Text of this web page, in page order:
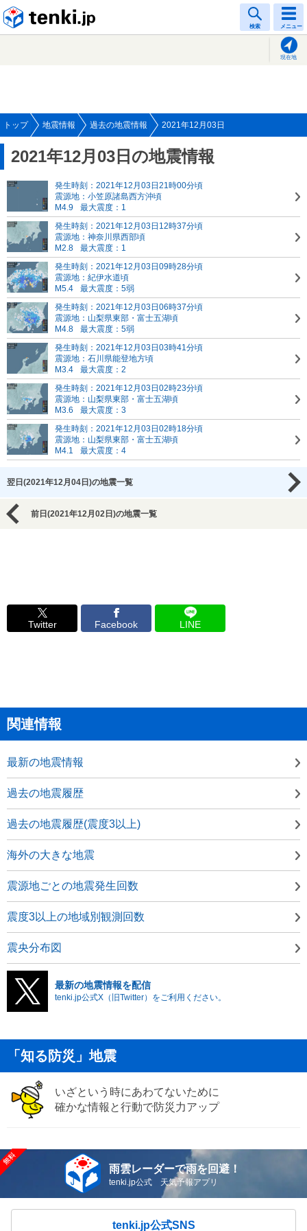
検索 メニュー
現在地
トップ 地震情報 過去の地震情報 2021年12月03日
2021年12月03日の地震情報
発生時刻：2021年12月03日21時00分頃
震源地：小笠原諸島西方沖頃
M4.9
最大震度：1
発生時刻：2021年12月03日12時37分頃
震源地：神奈川県西部頃
M2.8
最大震度：1
発生時刻：2021年12月03日09時28分頃
震源地：紀伊水道頃
M5.4
最大震度：5弱
発生時刻：2021年12月03日06時37分頃
震源地：山梨県東部・富士五湖頃
M4.8
最大震度：5弱
発生時刻：2021年12月03日03時41分頃
震源地：石川県能登地方頃
M3.4
最大震度：2
発生時刻：2021年12月03日02時23分頃
震源地：山梨県東部・富士五湖頃
M3.6
最大震度：3
発生時刻：2021年12月03日02時18分頃
震源地：山梨県東部・富士五湖頃
M4.1
最大震度：4
翌日(2021年12月04日)の地震一覧
前日(2021年12月02日)の地震一覧
Twitter Facebook LINE
関連情報
最新の地震情報
過去の地震履歴
過去の地震履歴(震度3以上)
海外の大きな地震
震源地ごとの地震発生回数
震度3以上の地域別観測回数
震央分布図
最新の地震情報を配信
tenki.jp公式X（旧Twitter）をご利用ください。
「知る防災」地震
いざという時にあわてないために
確かな情報と行動で防災力アップ
雨雲レーダーで雨を回避！
tenki.jp公式 天気予報アプリ
tenki.jp公式SNS